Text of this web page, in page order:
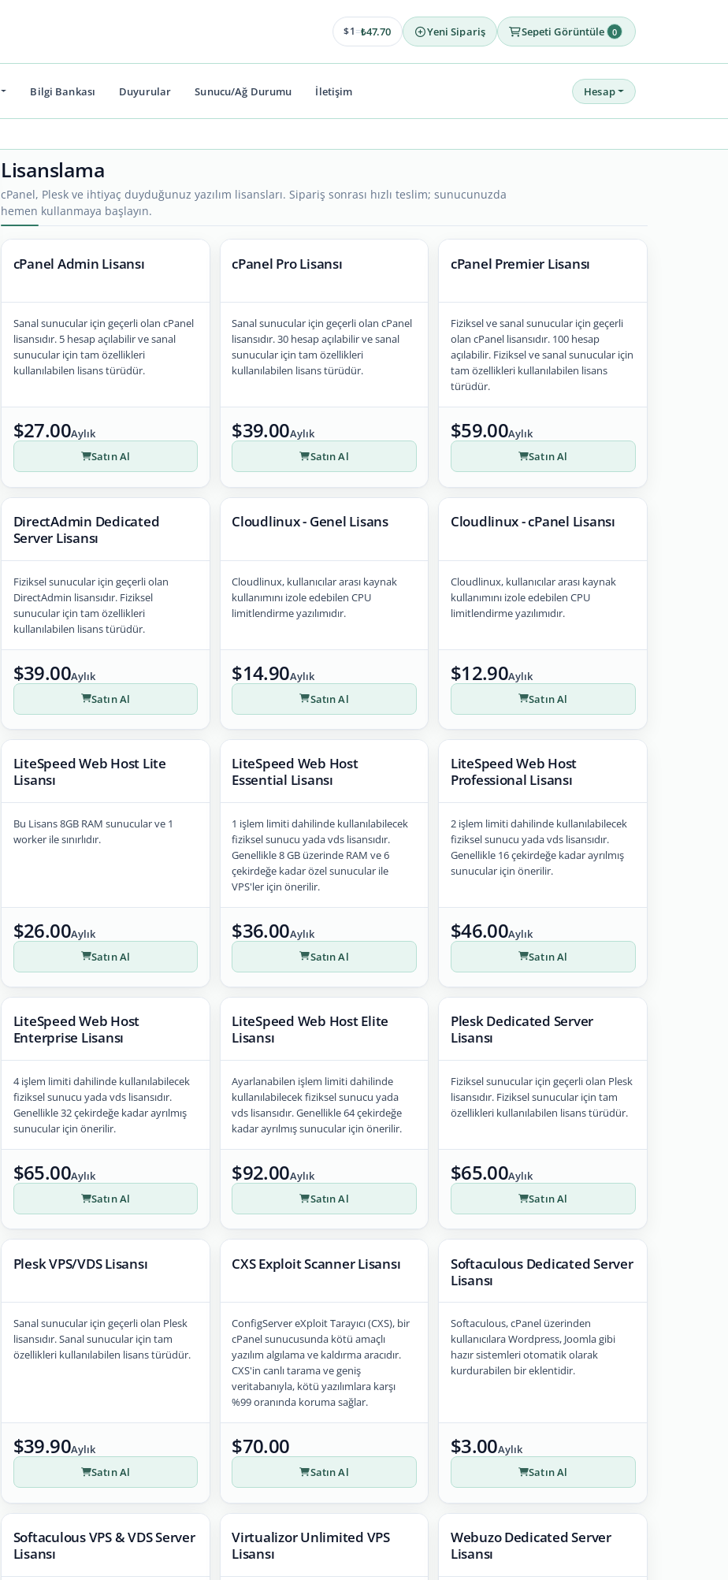
$1=₺47.70 Yeni Sipariş Sepeti Görüntüle 0
Bilgi Bankası Duyurular Sunucu/Ağ Durumu İletişim Hesap
Lisanslama
cPanel, Plesk ve ihtiyaç duyduğunuz yazılım lisansları. Sipariş sonrası hızlı teslim; sunucunuzda
hemen kullanmaya başlayın.
cPanel Admin Lisansı
Sanal sunucular için geçerli olan cPanel
lisansıdır. 5 hesap açılabilir ve sanal
sunucular için tam özellikleri
kullanılabilen lisans türüdür.
$27.00Aylık
Satın Al
cPanel Pro Lisansı
Sanal sunucular için geçerli olan cPanel
lisansıdır. 30 hesap açılabilir ve sanal
sunucular için tam özellikleri
kullanılabilen lisans türüdür.
$39.00Aylık
Satın Al
cPanel Premier Lisansı
Fiziksel ve sanal sunucular için geçerli
olan cPanel lisansıdır. 100 hesap
açılabilir. Fiziksel ve sanal sunucular için
tam özellikleri kullanılabilen lisans
türüdür.
$59.00Aylık
Satın Al
DirectAdmin Dedicated
Server Lisansı
Fiziksel sunucular için geçerli olan
DirectAdmin lisansıdır. Fiziksel
sunucular için tam özellikleri
kullanılabilen lisans türüdür.
$39.00Aylık
Satın Al
Cloudlinux - Genel Lisans
Cloudlinux, kullanıcılar arası kaynak
kullanımını izole edebilen CPU
limitlendirme yazılımıdır.
$14.90Aylık
Satın Al
Cloudlinux - cPanel Lisansı
Cloudlinux, kullanıcılar arası kaynak
kullanımını izole edebilen CPU
limitlendirme yazılımıdır.
$12.90Aylık
Satın Al
LiteSpeed Web Host Lite
Lisansı
Bu Lisans 8GB RAM sunucular ve 1
worker ile sınırlıdır.
$26.00Aylık
Satın Al
LiteSpeed Web Host
Essential Lisansı
1 işlem limiti dahilinde kullanılabilecek
fiziksel sunucu yada vds lisansıdır.
Genellikle 8 GB üzerinde RAM ve 6
çekirdeğe kadar özel sunucular ile
VPS'ler için önerilir.
$36.00Aylık
Satın Al
LiteSpeed Web Host
Professional Lisansı
2 işlem limiti dahilinde kullanılabilecek
fiziksel sunucu yada vds lisansıdır.
Genellikle 16 çekirdeğe kadar ayrılmış
sunucular için önerilir.
$46.00Aylık
Satın Al
LiteSpeed Web Host
Enterprise Lisansı
4 işlem limiti dahilinde kullanılabilecek
fiziksel sunucu yada vds lisansıdır.
Genellikle 32 çekirdeğe kadar ayrılmış
sunucular için önerilir.
$65.00Aylık
Satın Al
LiteSpeed Web Host Elite
Lisansı
Ayarlanabilen işlem limiti dahilinde
kullanılabilecek fiziksel sunucu yada
vds lisansıdır. Genellikle 64 çekirdeğe
kadar ayrılmış sunucular için önerilir.
$92.00Aylık
Satın Al
Plesk Dedicated Server
Lisansı
Fiziksel sunucular için geçerli olan Plesk
lisansıdır. Fiziksel sunucular için tam
özellikleri kullanılabilen lisans türüdür.
$65.00Aylık
Satın Al
Plesk VPS/VDS Lisansı
Sanal sunucular için geçerli olan Plesk
lisansıdır. Sanal sunucular için tam
özellikleri kullanılabilen lisans türüdür.
$39.90Aylık
Satın Al
CXS Exploit Scanner Lisansı
ConfigServer eXploit Tarayıcı (CXS), bir
cPanel sunucusunda kötü amaçlı
yazılım algılama ve kaldırma aracıdır.
CXS'in canlı tarama ve geniş
veritabanıyla, kötü yazılımlara karşı
%99 oranında koruma sağlar.
$70.00
Satın Al
Softaculous Dedicated Server
Lisansı
Softaculous, cPanel üzerinden
kullanıcılara Wordpress, Joomla gibi
hazır sistemleri otomatik olarak
kurdurabilen bir eklentidir.
$3.00Aylık
Satın Al
Softaculous VPS & VDS Server
Lisansı
Virtualizor Unlimited VPS
Lisansı
Webuzo Dedicated Server
Lisansı